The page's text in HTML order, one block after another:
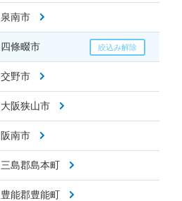
泉南市
四條畷市
交野市
大阪狭山市
阪南市
三島郡島本町
豊能郡豊能町